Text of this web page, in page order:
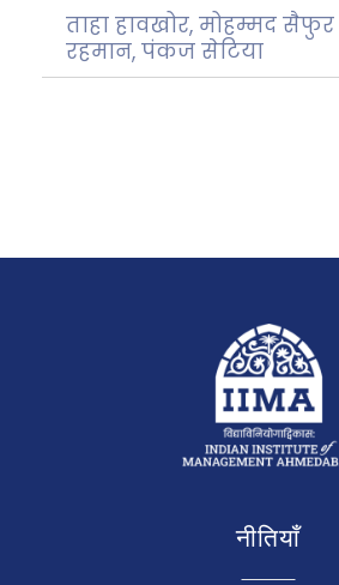
ताहा हावखोर, मोहम्मद सैफुर
रहमान, पंकज सेटिया
नीतियाँ